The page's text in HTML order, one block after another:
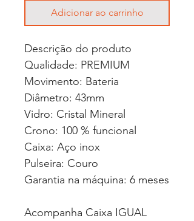
Adicionar ao carrinho
Descrição do produto
Qualidade: PREMIUM
Movimento: Bateria
Diâmetro: 43mm
Vidro: Cristal Mineral
Crono: 100 % funcional
Caixa: Aço inox
Pulseira: Couro
Garantia na máquina: 6 meses
Acompanha Caixa IGUAL